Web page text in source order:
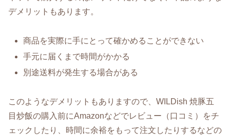
デメリットもあります。
商品を実際に手にとって確かめることができない
手元に届くまで時間がかかる
別途送料が発生する場合がある
このようなデメリットもありますので、WILDish 焼豚五
目炒飯の購入前にAmazonなどでレビュー（口コミ）をチ
ェックしたり、時間に余裕をもって注文したりするなどの